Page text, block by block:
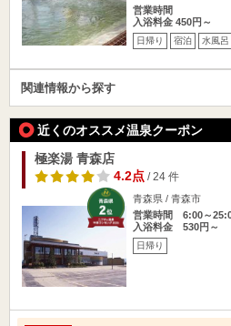
営業時間
入浴料金 450円～
日帰り 宿泊 水風呂
関連情報から探す
近くのオススメ温泉クーポン
極楽湯 青森店
4.2点/ 24 件
青森県 / 青森市
営業時間 6:00～
入浴料金 530円～
日帰り